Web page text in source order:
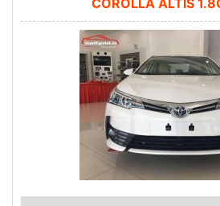
COROLLA ALTIS